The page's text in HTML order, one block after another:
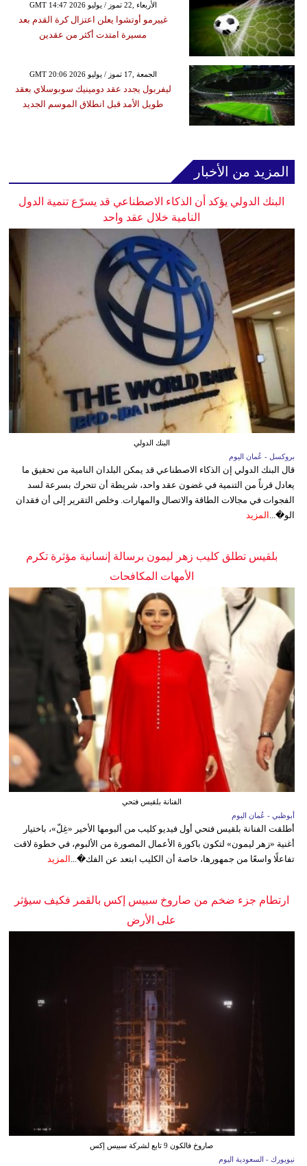
GMT 14:47 2026 الأربعاء ,22 تموز / يوليو
غييرمو أوتشوا يعلن اعتزال كرة القدم بعد
مسيرة امتدت أكثر من عقدين
GMT 20:06 2026 الجمعة ,17 تموز / يوليو
ليفربول يجدد عقد دومينيك سوبوسلاي بعقد
طويل الأمد قبل انطلاق الموسم الجديد
المزيد من الأخبار
البنك الدولي يؤكد أن الذكاء الاصطناعي قد يسرّع تنمية الدول
النامية خلال عقد واحد
البنك الدولي
بروكسل - عُمان اليوم
قال البنك الدولي إن الذكاء الاصطناعي قد يمكن البلدان النامية من تحقيق ما
يعادل قرناً من التنمية في غضون عقد واحد، شريطة أن تتحرك بسرعة لسد
الفجوات في مجالات الطاقة والاتصال والمهارات. وخلص التقرير إلى أن فقدان
الو�... المزيد
بلقيس تطلق كليب زهر ليمون برسالة إنسانية مؤثرة تكرم
الأمهات المكافحات
الفنانة بلقيس فتحي
أبوظبي - عُمان اليوم
أطلقت الفنانة بلقيس فتحي أول فيديو كليب من ألبومها الأخير «غِلّ»، باختيار
أغنية «زهر ليمون» لتكون باكورة الأعمال المصورة من الألبوم، في خطوة لاقت
تفاعلًا واسعًا من جمهورها، خاصة أن الكليب ابتعد عن الفك�...
المزيد
ارتطام جزء ضخم من صاروخ سبيس إكس بالقمر فكيف سيؤثر
على الأرض
صاروخ فالكون 9 تابع لشركة سبيس إكس
نيويورك - السعودية اليوم